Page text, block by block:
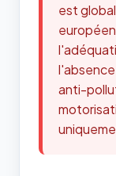
est
anti-